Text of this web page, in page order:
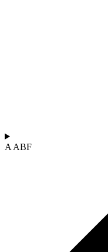
A ABF